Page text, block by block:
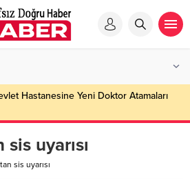
Hastanesine Yeni Doktor Atamaları
uyarısı
sis uyarısı